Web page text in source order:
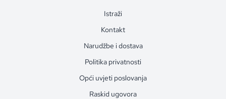
Istraži
Kontakt
Narudžbe i dostava
Politika privatnosti
Opći uvjeti poslovanja
Raskid ugovora